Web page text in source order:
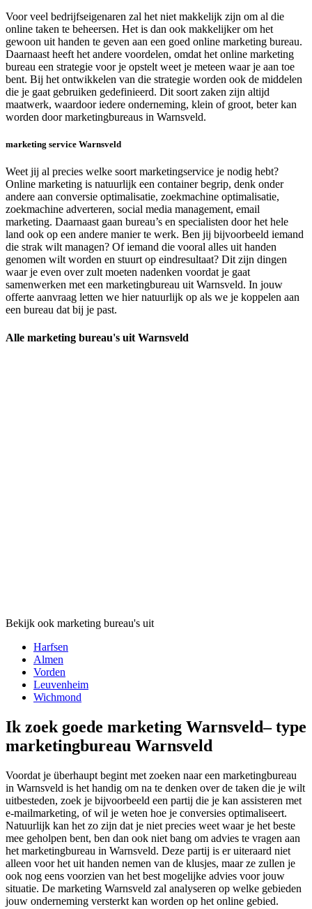
Voor veel bedrijfseigenaren zal het niet makkelijk zijn om al die
online taken te beheersen. Het is dan ook makkelijker om het
gewoon uit handen te geven aan een goed online marketing bureau.
Daarnaast heeft het andere voordelen, omdat het online marketing
bureau een strategie voor je opstelt weet je meteen waar je aan toe
bent. Bij het ontwikkelen van die strategie worden ook de middelen
die je gaat gebruiken gedefinieerd. Dit soort zaken zijn altijd
maatwerk, waardoor iedere onderneming, klein of groot, beter kan
worden door marketingbureaus in Warnsveld.
marketing service Warnsveld
Weet jij al precies welke soort marketingservice je nodig hebt?
Online marketing is natuurlijk een container begrip, denk onder
andere aan conversie optimalisatie, zoekmachine optimalisatie,
zoekmachine adverteren, social media management, email
marketing. Daarnaast gaan bureau’s en specialisten door het hele
land ook op een andere manier te werk. Ben jij bijvoorbeeld iemand
die strak wilt managen? Of iemand die vooral alles uit handen
genomen wilt worden en stuurt op eindresultaat? Dit zijn dingen
waar je even over zult moeten nadenken voordat je gaat
samenwerken met een marketingbureau uit Warnsveld. In jouw
offerte aanvraag letten we hier natuurlijk op als we je koppelen aan
een bureau dat bij je past.
Alle marketing bureau's uit Warnsveld
Bekijk ook marketing bureau's uit
Harfsen
Almen
Vorden
Leuvenheim
Wichmond
Ik zoek goede marketing Warnsveld– type
marketingbureau Warnsveld
Voordat je überhaupt begint met zoeken naar een marketingbureau
in Warnsveld is het handig om na te denken over de taken die je wilt
uitbesteden, zoek je bijvoorbeeld een partij die je kan assisteren met
e-mailmarketing, of wil je weten hoe je conversies optimaliseert.
Natuurlijk kan het zo zijn dat je niet precies weet waar je het beste
mee geholpen bent, ben dan ook niet bang om advies te vragen aan
het marketingbureau in Warnsveld. Deze partij is er uiteraard niet
alleen voor het uit handen nemen van de klusjes, maar ze zullen je
ook nog eens voorzien van het best mogelijke advies voor jouw
situatie. De marketing Warnsveld zal analyseren op welke gebieden
jouw onderneming versterkt kan worden op het online gebied.